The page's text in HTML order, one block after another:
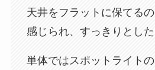
天井をフラットに保てる
感じられ、すっきりとした
単体ではスポットライト